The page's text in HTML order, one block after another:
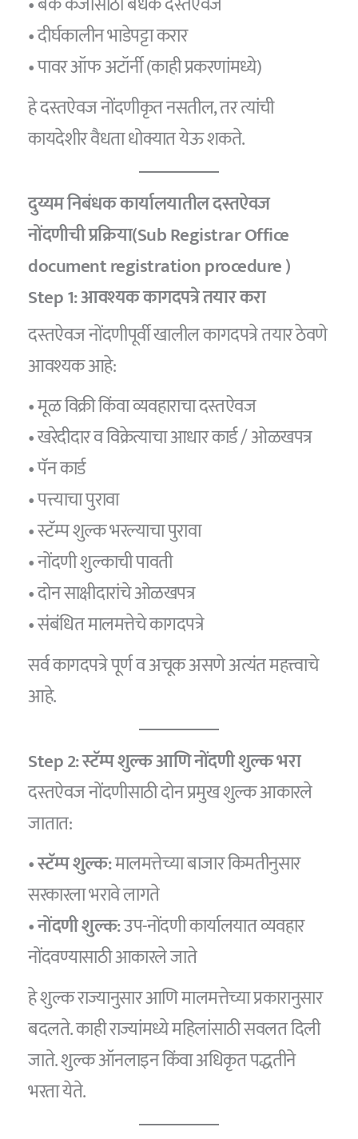
• दीर्घकालीन भाडेपट्टा करार
• पावर ऑफ अटॉर्नी (काही प्रकरणांमध्ये)
हे दस्तऐवज नोंदणीकृत नसतील, तर त्यांची
कायदेशीर वैधता धोक्यात येऊ शकते.
दुय्यम निबंधक कार्यालयातील दस्तऐवज
नोंदणीची प्रक्रिया(Sub Registrar Office
document registration procedure )
Step 1: आवश्यक कागदपत्रे तयार करा
दस्तऐवज नोंदणीपूर्वी खालील कागदपत्रे तयार ठेवणे
आवश्यक आहे:
• मूळ विक्री किंवा व्यवहाराचा दस्तऐवज
• खरेदीदार व विक्रेत्याचा आधार कार्ड / ओळखपत्र
• पॅन कार्ड
• पत्त्याचा पुरावा
• स्टॅम्प शुल्क भरल्याचा पुरावा
• नोंदणी शुल्काची पावती
• दोन साक्षीदारांचे ओळखपत्र
• संबंधित मालमत्तेचे कागदपत्रे
सर्व कागदपत्रे पूर्ण व अचूक असणे अत्यंत महत्त्वाचे
आहे.
Step 2: स्टॅम्प शुल्क आणि नोंदणी शुल्क भरा
दस्तऐवज नोंदणीसाठी दोन प्रमुख शुल्क आकारले
जातात:
•स्टॅम्प शुल्क:मालमत्तेच्या बाजार किमतीनुसार
सरकारला भरावे लागते
•नोंदणी शुल्क:उप-नोंदणी कार्यालयात व्यवहार
नोंदवण्यासाठी आकारले जाते
हे शुल्क राज्यानुसार आणि मालमत्तेच्या प्रकारानुसार
बदलते. काही राज्यांमध्ये महिलांसाठी सवलत दिली
जाते. शुल्क ऑनलाइन किंवा अधिकृत पद्धतीने
भरता येते.